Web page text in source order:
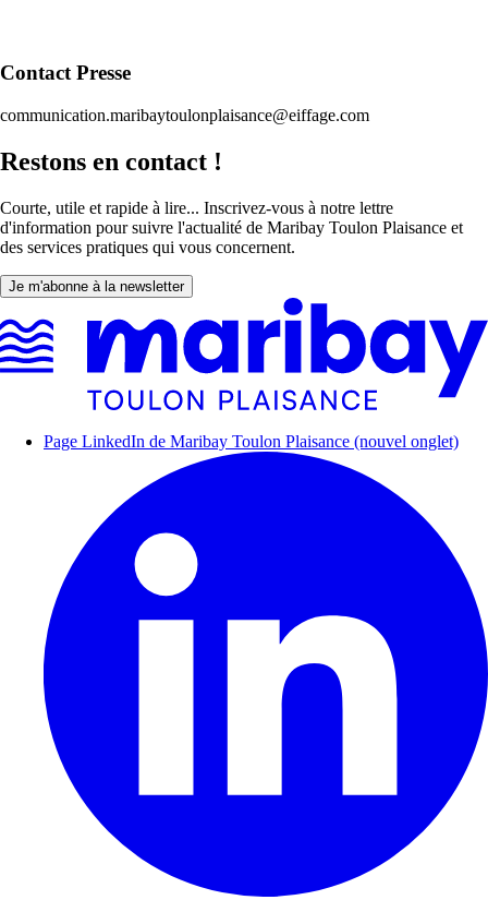
Contact Presse
communication.maribaytoulonplaisance@eiffage.com
Restons en contact !
Courte, utile et rapide à lire... Inscrivez-vous à notre lettre
d'information pour suivre l'actualité de Maribay Toulon Plaisance et
des services pratiques qui vous concernent.
Je m'abonne à la newsletter
Page LinkedIn de Maribay Toulon Plaisance (nouvel onglet)